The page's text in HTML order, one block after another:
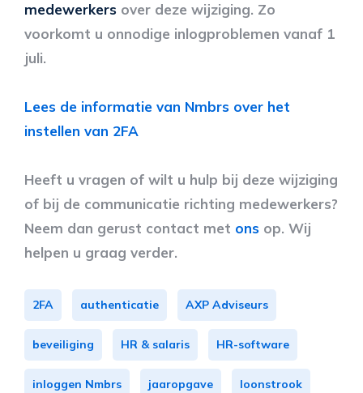
medewerkers over deze wijziging. Zo
voorkomt u onnodige inlogproblemen vanaf 1
juli.
Lees de informatie van Nmbrs over het
instellen van 2FA
Heeft u vragen of wilt u hulp bij deze wijziging
of bij de communicatie richting medewerkers?
Neem dan gerust contact met ons op. Wij
helpen u graag verder.
2FA authenticatie AXP Adviseurs
beveiliging HR & salaris HR-software
inloggen Nmbrs jaaropgave loonstrook